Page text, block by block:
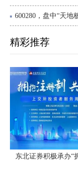
600280，盘中“天地
精彩推荐
东北证券积极承办“